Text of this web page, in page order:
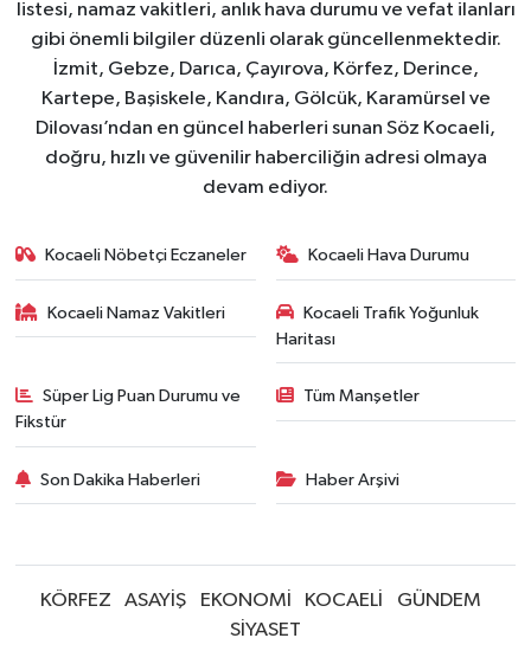
listesi, namaz vakitleri, anlık hava durumu ve vefat ilanları
gibi önemli bilgiler düzenli olarak güncellenmektedir.
İzmit, Gebze, Darıca, Çayırova, Körfez, Derince,
Kartepe, Başiskele, Kandıra, Gölcük, Karamürsel ve
Dilovası’ndan en güncel haberleri sunan Söz Kocaeli,
doğru, hızlı ve güvenilir haberciliğin adresi olmaya
devam ediyor.
Kocaeli Nöbetçi Eczaneler Kocaeli Hava Durumu
Kocaeli Namaz Vakitleri
Kocaeli Trafik Yoğunluk
Haritası
Süper Lig Puan Durumu ve
Fikstür
Tüm Manşetler
Son Dakika Haberleri Haber Arşivi
KÖRFEZ ASAYİŞ EKONOMİ KOCAELİ
GÜNDEM
SİYASET